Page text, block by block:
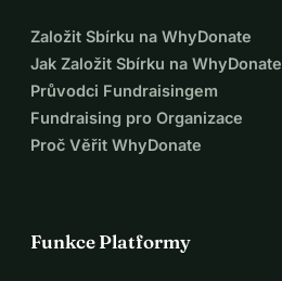
Založit Sbírku na WhyDonate
Jak Založit Sbírku na WhyDonate
Průvodci Fundraisingem
Fundraising pro Organizace
Proč Věřit WhyDonate
Funkce Platformy